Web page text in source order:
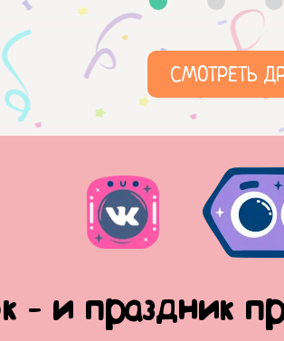
СМОТРЕТЬ
- и праздник